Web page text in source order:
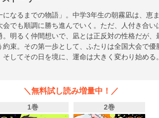
になるまでの物語」。中学3年生の朝霧凪は、恵
でも順調に勝ち進んでいく。ただ、人付き合
。明るく仲間想いで、凪とは正反対の性格だが
束。その第一歩として、ふたりは全国大会で
してその日を境に、運命は大きく変わり始める
＼無料試し読み増量中！／
1巻 2巻